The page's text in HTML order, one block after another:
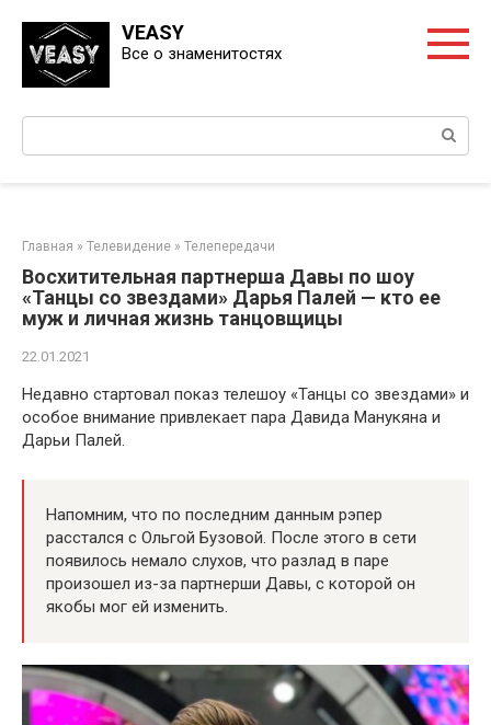
контенту
VEASY
Все о знаменитостях
Главная » Телевидение » Телепередачи
Восхитительная партнерша Давы по шоу
«Танцы со звездами» Дарья Палей — кто ее
муж и личная жизнь танцовщицы
22.01.2021
Недавно стартовал показ телешоу «Танцы со звездами» и
особое внимание привлекает пара Давида Манукяна и
Дарьи Палей.
Напомним, что по последним данным рэпер
расстался с Ольгой Бузовой. После этого в сети
появилось немало слухов, что разлад в паре
произошел из-за партнерши Давы, с которой он
якобы мог ей изменить.